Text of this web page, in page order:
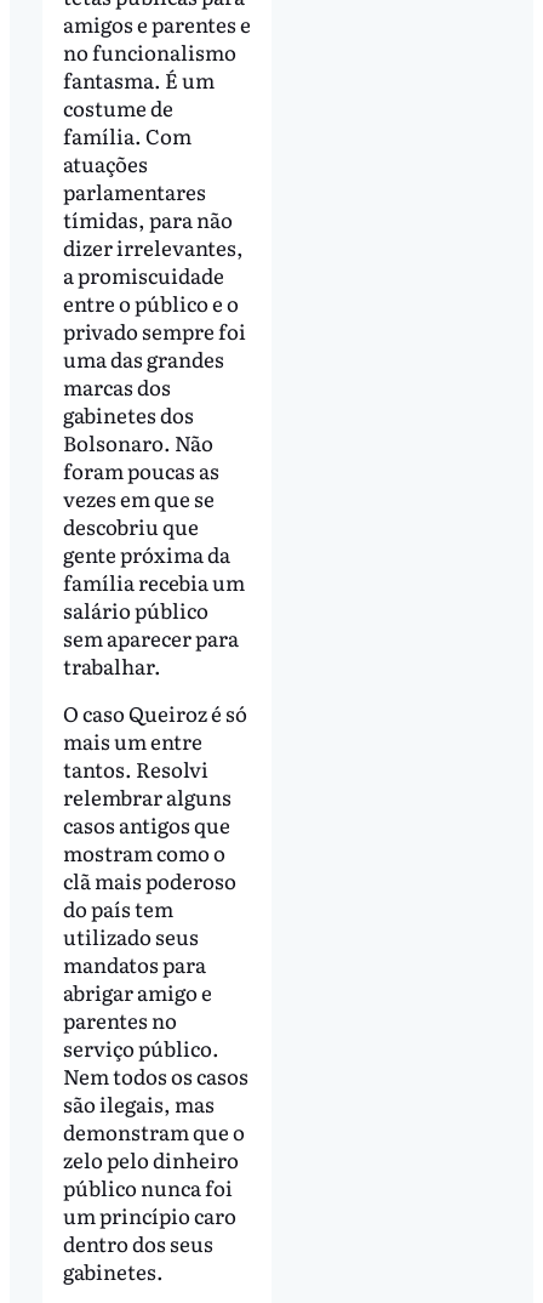
amigos e parentes e
no funcionalismo
fantasma. É um
costume de
família. Com
atuações
parlamentares
tímidas, para não
dizer irrelevantes,
a promiscuidade
entre o público e o
privado sempre foi
uma das grandes
marcas dos
gabinetes dos
Bolsonaro. Não
foram poucas as
vezes em que se
descobriu que
gente próxima da
família recebia um
salário público
sem aparecer para
trabalhar.
O caso Queiroz é só
mais um entre
tantos. Resolvi
relembrar alguns
casos antigos que
mostram como o
clã mais poderoso
do país tem
utilizado seus
mandatos para
abrigar amigo e
parentes no
serviço público.
Nem todos os casos
são ilegais, mas
demonstram que o
zelo pelo dinheiro
público nunca foi
um princípio caro
dentro dos seus
gabinetes.